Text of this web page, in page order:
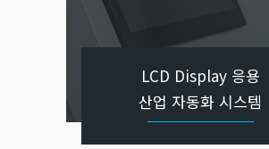
LCD Display 응용
산업 자동화 시스템